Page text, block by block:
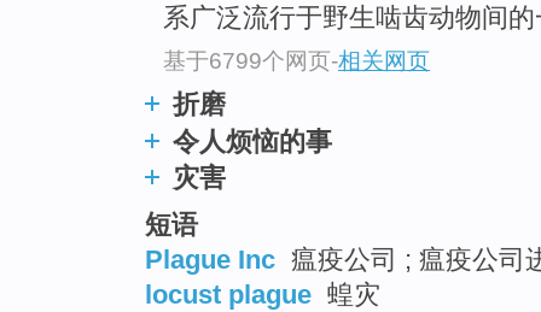
系广泛流行于野生啮齿动物间
基于6799个网页-相关网页
折磨
令人烦恼的事
灾害
短语
Plague Inc 瘟疫公司 ; 瘟疫公司
locust plague 蝗灾